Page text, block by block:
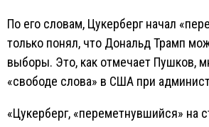
По его словам, Цукерберг начал
только понял, что Дональд Трамп
выборы. Это, как отмечает Пушков,
«свободе слова» в США при
«Цукерберг, «переметнувшийся» на